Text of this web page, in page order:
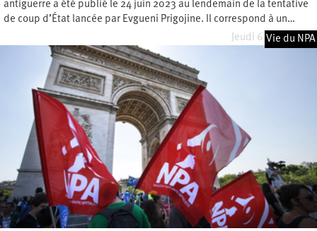
antiguerre a été publié le 24 juin 2023 au lendemain de la tentative
de coup d’État lancée par Evgueni Prigojine. Il correspond à un…
Jeudi 6 juillet 2023
Vie du NPA